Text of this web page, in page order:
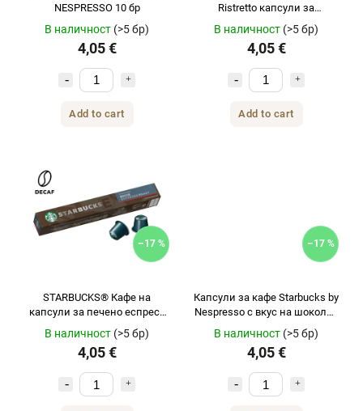
NESPRESSO 10 бр
В наличност (>5 бр)
4,05 €
Add to cart
Ristretto капсули за
Nespresso 10бр
В наличност (>5 бр)
4,05 €
Add to cart
–17 %
STARBUCKS® Кафе на
капсули за печено еспресо
NESPRESSO® без кофеин 10
бр.
В наличност (>5 бр)
4,05 €
–17 %
Капсули за кафе Starbucks by
Nespresso с вкус на шоколад
и лешник 10 бр.
В наличност (>5 бр)
4,05 €